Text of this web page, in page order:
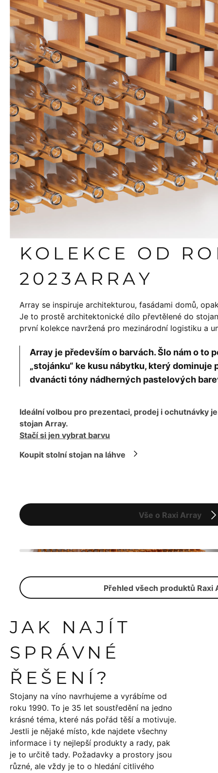
KOLEKCE OD
2023ARRAY
Array se inspiruje architekturou, fasádami domů,
Je to prostě architektonické dílo převtělené do
první kolekce navržená pro mezinárodní logistiku a
Array je především o barvách. Šlo nám o to
„stojánku“ ke kusu nábytku, který dominuje
dvanácti tóny nádherných pastelových
Vše o Raxi Array
Ideální volbou pro prezentaci, prodej i ochutnávky
stojan Array.
Stačí si jen vybrat barvu
Koupit stolní stojan na láhve
Přehled všech produktů Raxi
JAK NAJÍT
SPRÁVNÉ
ŘEŠENÍ?
Stojany na víno navrhujeme a vyrábíme od
roku 1990. To je 35 let soustředění na jedno
krásné téma, které nás pořád těší a motivuje.
Jestli je nějaké místo, kde najdete všechny
informace i ty nejlepší produkty a rady, pak
je to určitě tady. Požadavky a prostory jsou
různé, ale vždy je to o hledání citlivého